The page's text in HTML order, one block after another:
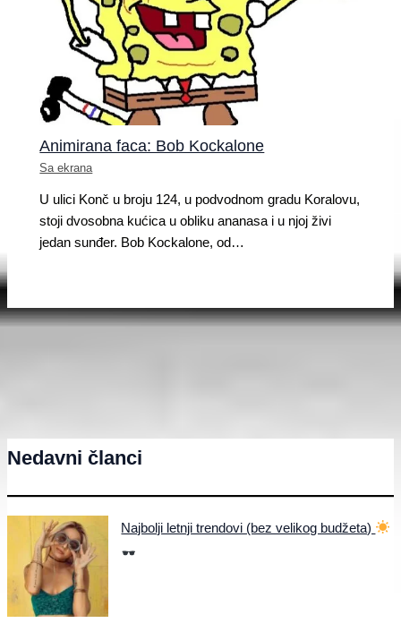
Animirana faca: Bob Kockalone
Sa ekrana
U ulici Konč u broju 124, u podvodnom gradu Koralovu,
stoji dvosobna kućica u obliku ananasa i u njoj živi
jedan sunđer. Bob Kockalone, od…
Nedavni članci
Najbolji letnji trendovi (bez velikog budžeta)